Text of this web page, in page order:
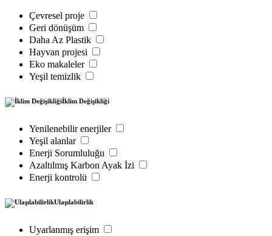
Çevresel proje
Geri dönüşüm
Daha Az Plastik
Hayvan projesi
Eko makaleler
Yeşil temizlik
İklim Değişikliği
Yenilenebilir enerjiler
Yeşil alanlar
Enerji Sorumluluğu
Azaltılmış Karbon Ayak İzi
Enerji kontrolü
Ulaşılabilirlik
Uyarlanmış erişim